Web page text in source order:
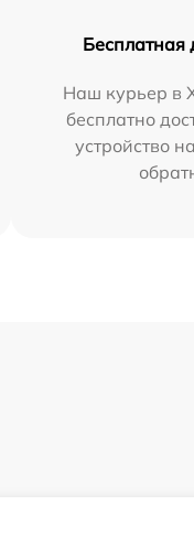
Бесплатная
Наш курьер в
бесплатно
устройство